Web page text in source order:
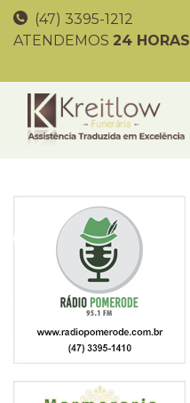
(47) 3395-1212
ATENDEMOS 24 HORAS